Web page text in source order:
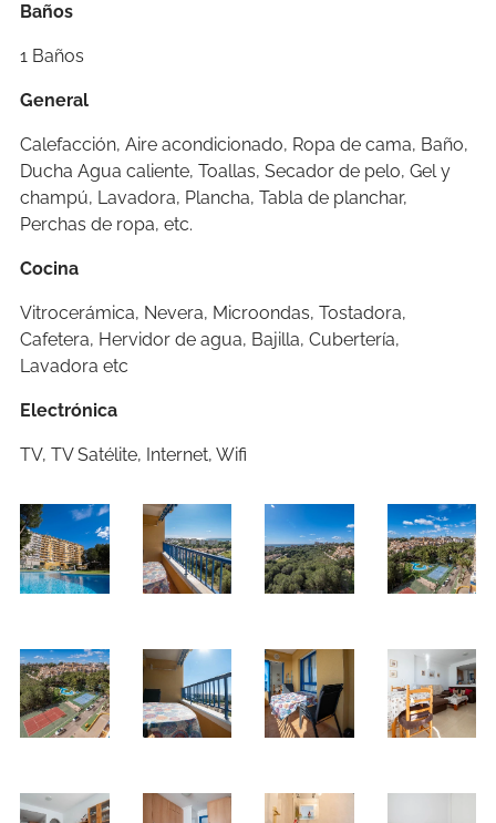
Baños
1 Baños
General
Calefacción, Aire acondicionado, Ropa de cama, Baño,
Ducha Agua caliente, Toallas, Secador de pelo, Gel y
champú, Lavadora, Plancha, Tabla de planchar,
Perchas de ropa, etc.
Cocina
Vitrocerámica, Nevera, Microondas, Tostadora,
Cafetera, Hervidor de agua, Bajilla, Cubertería,
Lavadora etc
Electrónica
TV, TV Satélite, Internet, Wifi